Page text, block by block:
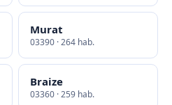
Murat
03390 · 264 hab.
Braize
03360 · 259 hab.